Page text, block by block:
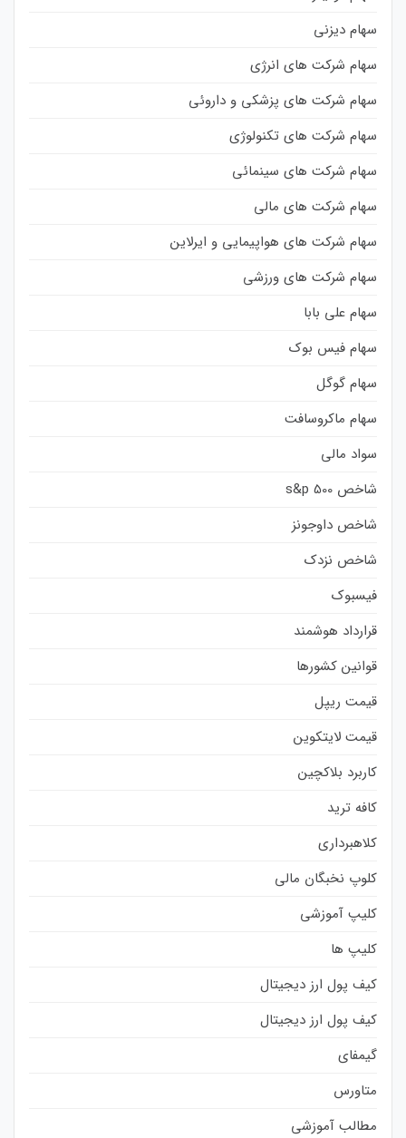
سهام دیزنی
سهام شرکت های انرژی
سهام شرکت های پزشکی و داروئی
سهام شرکت های تکنولوژی
سهام شرکت های سینمائی
سهام شرکت های مالی
سهام شرکت های هواپیمایی و ایرلاین
سهام شرکت های ورزشی
سهام علی بابا
سهام فیس بوک
سهام گوگل
سهام ماکروسافت
سواد مالی
شاخص s&p 500
شاخص داوجونز
شاخص نزدک
فیسبوک
قرارداد هوشمند
قوانین کشورها
قیمت ریپل
قیمت لایتکوین
کاربرد بلاکچین
کافه ترید
کلاهبرداری
کلوپ نخبگان مالی
کلیپ آموزشی
کلیپ ها
کیف پول ارز دیجیتال
کیف پول ارز دیجیتال
گیمفای
متاورس
مطالب آموزشی